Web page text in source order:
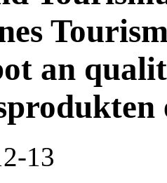
an
13